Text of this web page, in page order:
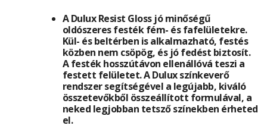
A Dulux Resist Gloss jó minőségű
oldószeres festék fém- és fafelületekre.
Kül- és beltérben is alkalmazható, festés
közben nem csöpög, és jó fedést biztosít.
A festék hosszútávon ellenállóvá teszi a
festett felületet. A Dulux színkeverő
rendszer segítségével a legújabb, kiváló
összetevőkből összeállított formulával, a
neked legjobban tetsző színekben érheted
el.